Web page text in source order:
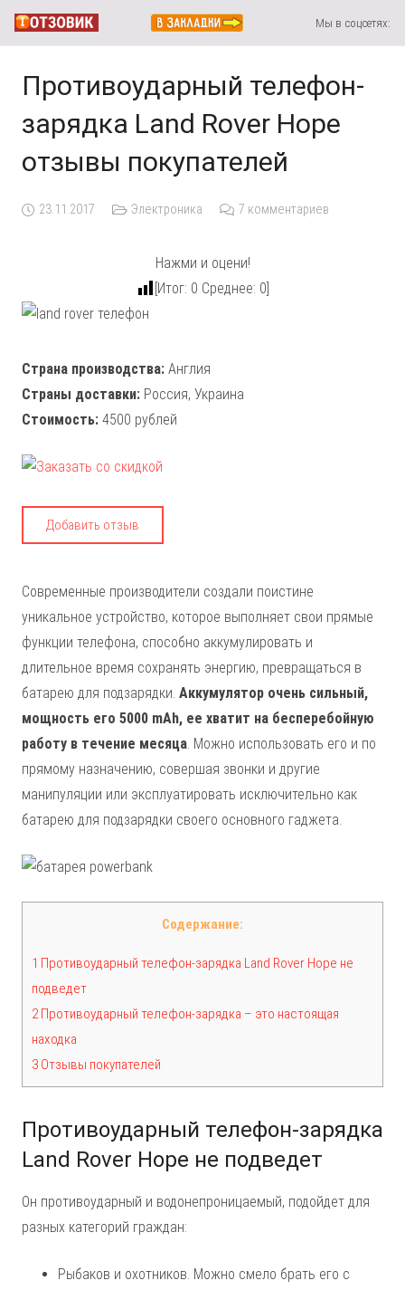
Мы в соцсетях:
Противоударный телефон-
зарядка Land Rover Hope
отзывы покупателей
23.11.2017 Электроника 7 комментариев
Нажми и оцени!
[Итог: 0 Среднее: 0]
Страна производства: Англия
Страны доставки: Россия, Украина
Стоимость: 4500 рублей
Добавить отзыв
Современные производители создали поистине
уникальное устройство, которое выполняет свои прямые
функции телефона, способно аккумулировать и
длительное время сохранять энергию, превращаться в
батарею для подзарядки. Аккумулятор очень сильный,
мощность его 5000 mAh, ее хватит на бесперебойную
работу в течение месяца. Можно использовать его и по
прямому назначению, совершая звонки и другие
манипуляции или эксплуатировать исключительно как
батарею для подзарядки своего основного гаджета.
Содержание:
1 Противоударный телефон-зарядка Land Rover Hope не
подведет
2 Противоударный телефон-зарядка – это настоящая
находка
3 Отзывы покупателей
Противоударный телефон-зарядка
Land Rover Hope не подведет
Он противоударный и водонепроницаемый, подойдет для
разных категорий граждан:
Рыбаков и охотников. Можно смело брать его с